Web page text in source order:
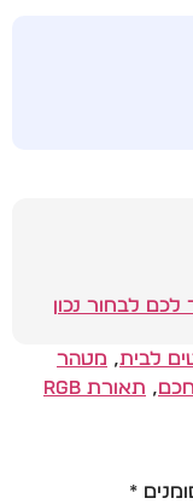
לבחור נכון
לבית, מטהר
, תאורת RGB
*